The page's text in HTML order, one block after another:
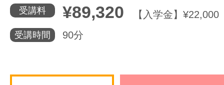
グッドスク
受講料 ¥89,320 【入学金】
受講時間 90分